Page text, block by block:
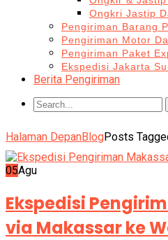
Ongkri Jastip
Pengiriman Barang
Pengiriman Motor
Pengiriman Paket
Ekspedisi Jakarta
Berita Pengiriman
Halaman DepanBlogPosts
05Agu
Ekspedisi
via Makassar ke